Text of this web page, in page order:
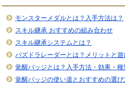
モンスターメダルとは？入手方法は？
スキル継承 おすすめの組み合わせ
スキル継承システムとは？
パズドラレーダーとは？メリットと遊
覚醒バッジとは？入手方法・効果・種
覚醒バッジの使い道とおすすめの選び